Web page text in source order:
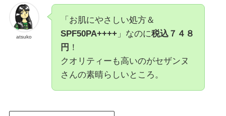
atsuko
「お肌にやさしい処方＆
SPF50PA++++」なのに税込７４８
円 ！
クオリティーも高いのがセザンヌ
さんの素晴らしいところ。